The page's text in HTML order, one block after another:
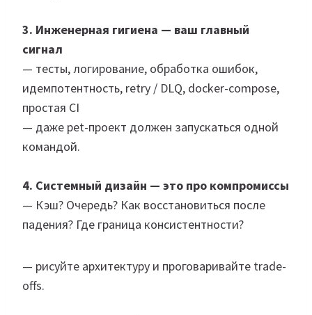
3. Инженерная гигиена — ваш главный
сигнал
— тесты, логирование, обработка ошибок,
идемпотентность, retry / DLQ, docker-compose,
простая CI
— даже pet-проект должен запускаться одной
командой.
4. Системный дизайн — это про компромиссы
— Кэш? Очередь? Как восстановиться после
падения? Где граница консистентности?
— рисуйте архитектуру и проговаривайте trade-
offs.